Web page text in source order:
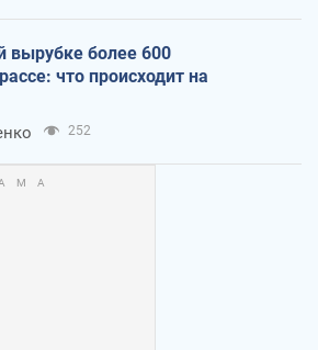
вырубке более 600
что происходит на
252